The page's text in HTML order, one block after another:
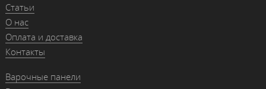
Статьи
О нас
Оплата и доставка
Контакты
Варочные панели